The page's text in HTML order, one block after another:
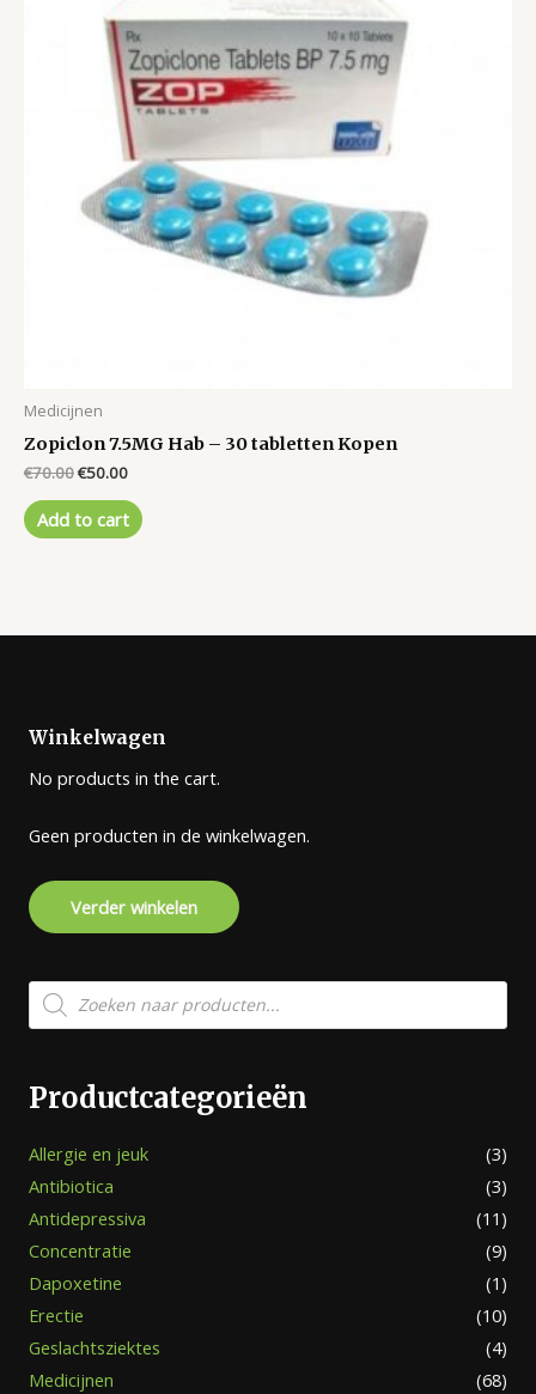
Medicijnen
Zopiclon 7.5MG Hab – 30 tabletten Kopen
€70.00Original
was:
€70.00.
€50.00Current
is:
€50.00.
Add to cart
Winkelwagen
No products in the cart.
Geen producten in de winkelwagen.
Verder winkelen
Producten
zoeken
Productcategorieën
Allergie en jeuk
(3)
Antibiotica
(3)
Antidepressiva
(11)
Concentratie
(9)
Dapoxetine
(1)
Erectie
(10)
Geslachtsziektes
(4)
Medicijnen
(68)